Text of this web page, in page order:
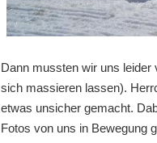
Dann mussten wir uns
sich massieren lassen).
etwas unsicher gemacht.
Fotos von uns in Bewegung